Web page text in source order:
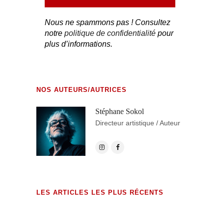
Nous ne spammons pas ! Consultez
notre politique de confidentialité pour
plus d’informations.
NOS AUTEURS/AUTRICES
Stéphane Sokol
Directeur artistique / Auteur
LES ARTICLES LES PLUS RÉCENTS